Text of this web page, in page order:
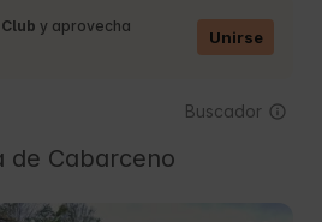
y aprovecha
Unirse
Buscador
de Cabarceno